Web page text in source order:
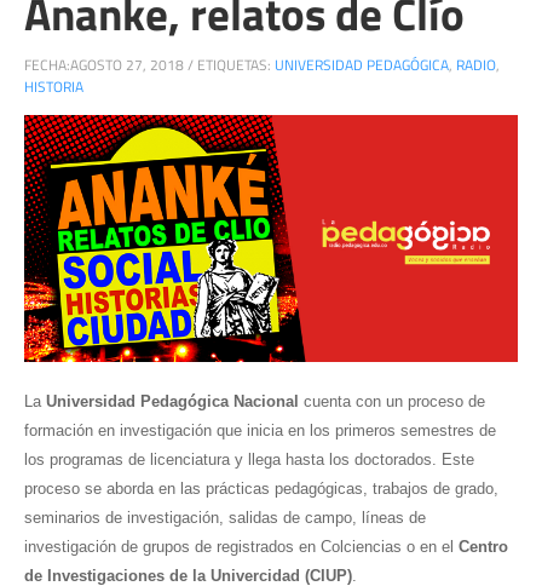
FECHA:AGOSTO 27, 2018/ ETIQUETAS: UNIVERSIDAD PEDAGÓGICA, RADIO,
HISTORIA
La Universidad Pedagógica Nacional cuenta con un proceso de
formación en investigación que inicia en los primeros semestres de
los programas de licenciatura y llega hasta los doctorados. Este
proceso se aborda en las prácticas pedagógicas, trabajos de grado,
seminarios de investigación, salidas de campo, líneas de
investigación de grupos de registrados en Colciencias o en el Centro
de Investigaciones de la Univercidad (CIUP)